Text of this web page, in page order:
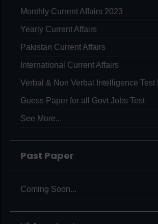
Monthly Current Affairs 2023
Yearly Current Affairs
Pakistan Current Affairs
International Current Affairs
Verbal & Non Verbal Intelligence Test
Guess Paper for all Govt Jobs Test
See More...
Past Paper
Coming Soon...